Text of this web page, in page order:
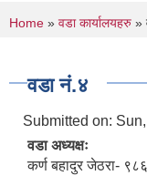
You are
Home » वडा कार्यालयहरु »
वडा नं.४
Submitted on:
वडा अध्यक्षः
कर्ण बहादुर जेठरा-